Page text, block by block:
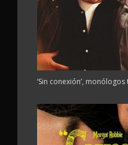
‘Sin conexión’,